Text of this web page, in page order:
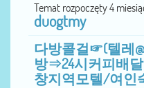
Temat rozpoczęty 4
duogtmy
다방콜걸☞(텔레
방⇒24시커피배
창지역모텔/여인